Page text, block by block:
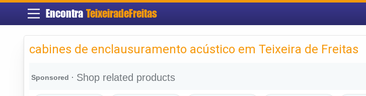
Encontra TeixeiradeFreitas
cabines de enclausuramento acústico em Teixeira de Freitas